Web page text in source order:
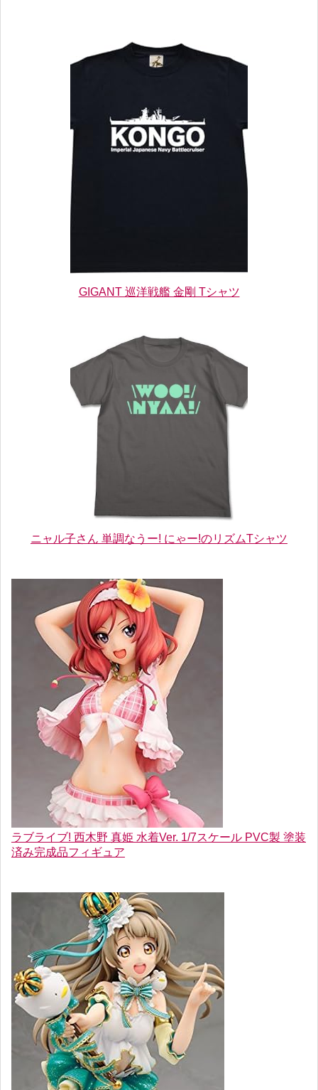
GIGANT 巡洋戦艦 金剛 Tシャツ
ニャル子さん 単調なうー! にゃー!のリズムTシャツ
ラブライブ! 西木野 真姫 水着Ver. 1/7スケール PVC製 塗装
済み完成品フィギュア